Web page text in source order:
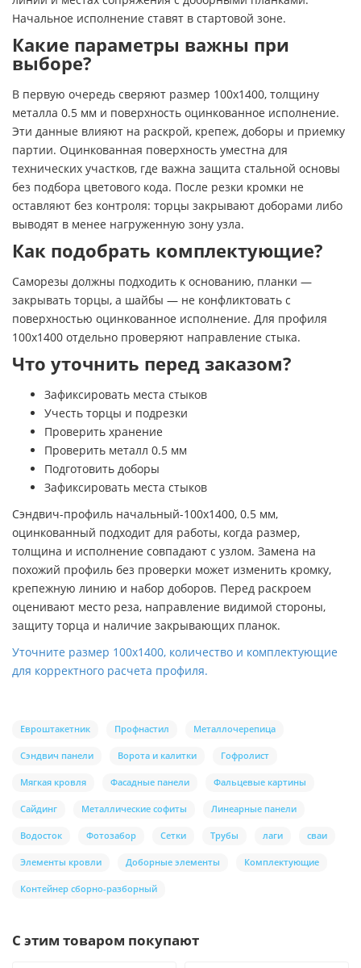
Начальное исполнение ставят в стартовой зоне.
Какие параметры важны при
выборе?
В первую очередь сверяют размер 100х1400, толщину
металла 0.5 мм и поверхность оцинкованное исполнение.
Эти данные влияют на раскрой, крепеж, доборы и приемку
партии. Оцинкованная поверхность уместна для
технических участков, где важна защита стальной основы
без подбора цветового кода. После резки кромки не
оставляют без контроля: торцы закрывают доборами либо
выводят в менее нагруженную зону узла.
Как подобрать комплектующие?
Саморезы должны подходить к основанию, планки —
закрывать торцы, а шайбы — не конфликтовать с
поверхностью оцинкованное исполнение. Для профиля
100х1400 отдельно проверяют направление стыка.
Что уточнить перед заказом?
Зафиксировать места стыков
Учесть торцы и подрезки
Проверить хранение
Проверить металл 0.5 мм
Подготовить доборы
Зафиксировать места стыков
Сэндвич-профиль начальный-100х1400, 0.5 мм,
оцинкованный подходит для работы, когда размер,
толщина и исполнение совпадают с узлом. Замена на
похожий профиль без проверки может изменить кромку,
крепежную линию и набор доборов. Перед раскроем
оценивают место реза, направление видимой стороны,
защиту торца и наличие закрывающих планок.
Уточните размер 100х1400, количество и комплектующие
для корректного расчета профиля.
Евроштакетник Профнастил Металлочерепица
Сэндвич панели Ворота и калитки Гофролист
Мягкая кровля Фасадные панели Фальцевые картины
Сайдинг Металлические софиты Линеарные панели
Водосток Фотозабор Сетки Трубы лаги сваи
Элементы кровли Доборные элементы Комплектующие
Контейнер сборно-разборный
С этим товаром покупают